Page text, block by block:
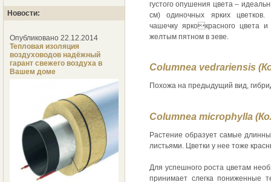
Новости:
Опубликовано 22.12.2014
Тепловая изоляция
воздуховодов надёжный
гарант свежего воздуха в
Вашем доме
густого опушения цвета –
см) одиночных ярких цветков.
чашечку яркокрасного цвета
желтым пятном в зеве.
Columnea vedrariensis
Похожа на предыдущий вид,
Columnea microphylla
Растение образует самые
листьями. Цветки у нее тоже
Для успешного роста цветам
принимает слегка пониженные